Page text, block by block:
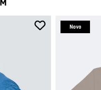
Novo